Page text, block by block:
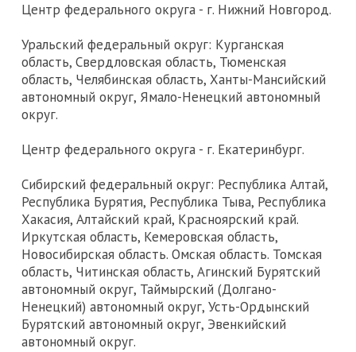
Центр федерального округа - г. Нижний Новгород.
Уральский федеральный округ: Курганская
область, Свердловская область, Тюменская
область, Челябинская область, Ханты-Мансийский
автономный округ, Ямало-Ненецкий автономный
округ.
Центр федерального округа - г. Екатеринбург.
Сибирский федеральный округ: Республика Алтай,
Республика Бурятия, Республика Тыва, Республика
Хакасия, Алтайский край, Красноярский край.
Иркутская область, Кемеровская область,
Новосибирская область. Омская область. Томская
область, Читинская область, Агинский Бурятский
автономный округ, Таймырский (Долгано-
Ненецкий) автономный округ, Усть-Ордынский
Бурятский автономный округ, Эвенкийский
автономный округ.